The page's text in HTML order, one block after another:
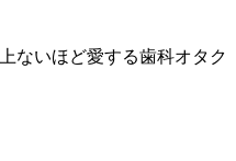
ないほど愛する歯科オタク